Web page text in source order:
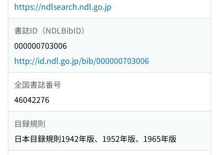
https://ndlsearch.ndl.go.jp
書誌ID（NDLBibID）
000000703006
http://id.ndl.go.jp/bib/000000703006
全国書誌番号
46042276
目録規則
日本目録規則1942年版、1952年版、1965年版